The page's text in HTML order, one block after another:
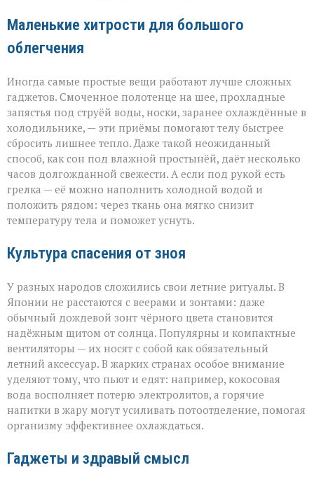
Маленькие хитрости для большого
облегчения
Иногда самые простые вещи работают лучше сложных
гаджетов. Смоченное полотенце на шее, прохладные
запястья под струёй воды, носки, заранее охлаждённые в
холодильнике, — эти приёмы помогают телу быстрее
сбросить лишнее тепло. Даже такой неожиданный
способ, как сон под влажной простынёй, даёт несколько
часов долгожданной свежести. А если под рукой есть
грелка — её можно наполнить холодной водой и
положить рядом: через ткань она мягко снизит
температуру тела и поможет уснуть.
Культура спасения от зноя
У разных народов сложились свои летние ритуалы. В
Японии не расстаются с веерами и зонтами: даже
обычный дождевой зонт чёрного цвета становится
надёжным щитом от солнца. Популярны и компактные
вентиляторы — их носят с собой как обязательный
летний аксессуар. В жарких странах особое внимание
уделяют тому, что пьют и едят: например, кокосовая
вода восполняет потерю электролитов, а горячие
напитки в жару могут усиливать потоотделение, помогая
организму эффективнее охлаждаться.
Гаджеты и здравый смысл